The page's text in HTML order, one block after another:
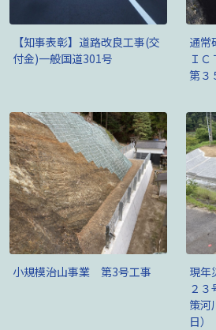
【知事表彰】道路改良工事(交
付金)一般国道301号
通常
Ｉ
第３
小規模治山事業 第3号工事
現年
２
策河
日）